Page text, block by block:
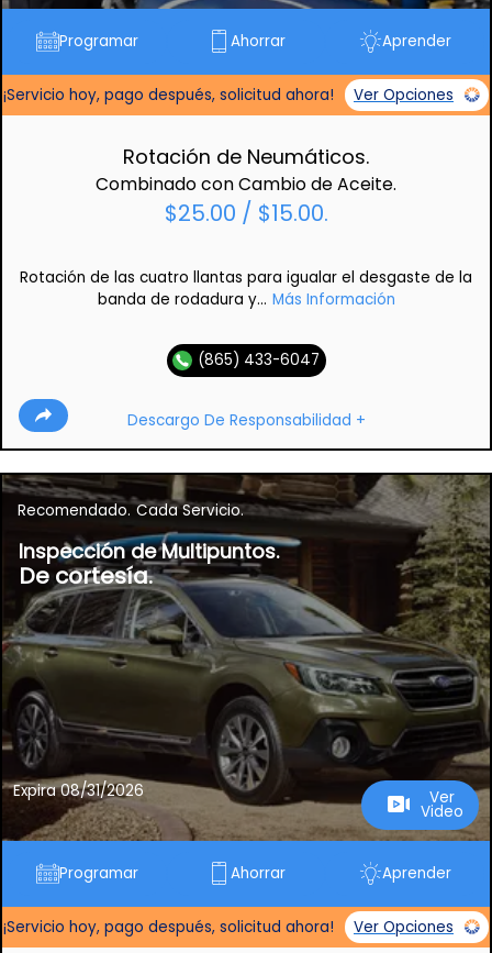
Programar Ahorrar Aprender
¡Servicio hoy, pago después, solicitud ahora! Ver Opciones
Rotación de Neumáticos.
Combinado con Cambio de Aceite.
$25.00 / $15.00.
Rotación de las cuatro llantas para igualar el desgaste de la
banda de rodadura y... Más Información
(865) 433-6047
Descargo De Responsabilidad +
Recomendado. Cada Servicio.
Inspección de Multipuntos.
De cortesía.
Expira 08/31/2026 Ver
Video
Programar Ahorrar Aprender
¡Servicio hoy, pago después, solicitud ahora! Ver Opciones